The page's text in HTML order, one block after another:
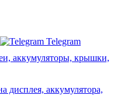
Telegram
аккумуляторы, крышки,
дисплея, аккумулятора,